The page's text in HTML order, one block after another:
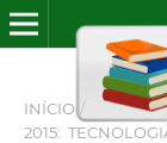
INÍCIO /
2015: